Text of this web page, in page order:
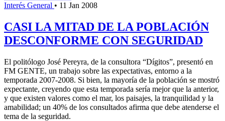
Interés General • 11 Jan 2008
CASI LA MITAD DE LA POBLACIÓN
DESCONFORME CON SEGURIDAD
El politólogo José Pereyra, de la consultora “Dígitos”, presentó en
FM GENTE, un trabajo sobre las expectativas, entorno a la
temporada 2007-2008. Si bien, la mayoría de la población se mostró
expectante, creyendo que esta temporada sería mejor que la anterior,
y que existen valores como el mar, los paisajes, la tranquilidad y la
amabilidad; un 40% de los consultados afirma que debe atenderse el
tema de la seguridad.